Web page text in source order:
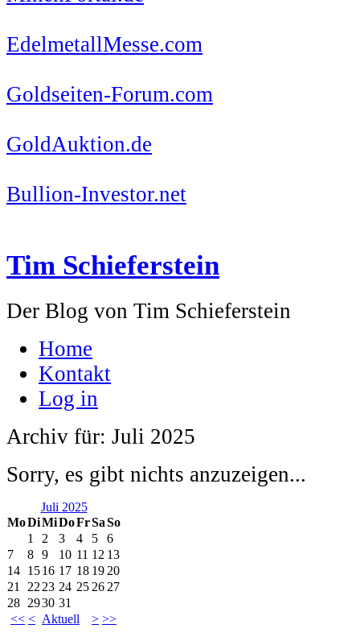
EdelmetallMesse.com
Goldseiten-Forum.com
GoldAuktion.de
Bullion-Investor.net
Tim Schieferstein
Der Blog von Tim Schieferstein
Home
Kontakt
Log in
Archiv für: Juli 2025
Sorry, es gibt nichts anzuzeigen...
Juli 2025
MoDiMiDoFrSaSo
<< < Aktuell > >>
1 2 3 4 5
6
7
8 9 10 11 12 13
14 1516 17 18 19 20
21
22 23 24 25 26 27
28 2930 31